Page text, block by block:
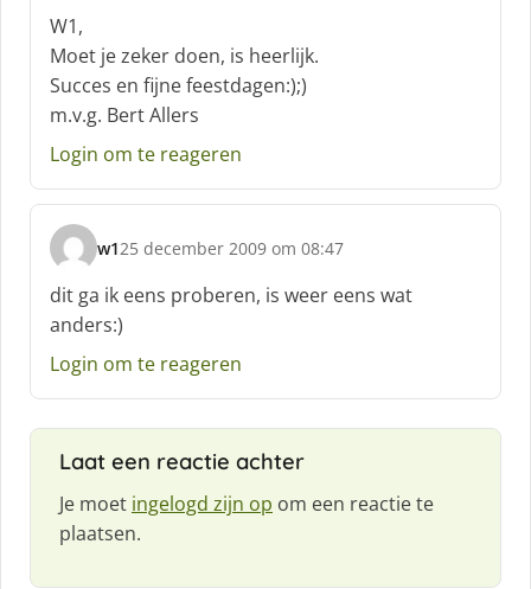
c
h
r
e
e
:
W1,
Moet je zeker doen, is heerlijk.
Succes en fijne feestdagen:);)
m.v.g. Bert Allers
Login om te reageren
w1
s
h
r
e
:
25 december 2009 om 08:47
dit ga ik eens proberen, is weer eens wat
anders:)
Login om te reageren
Laat een reactie achter
Je moet ingelogd zijn op om een reactie te
plaatsen.